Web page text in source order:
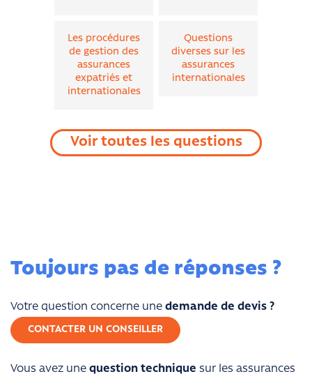
Les procédures
de gestion des
assurances
expatriés et
internationales
Questions
diverses sur les
assurances
internationales
Voir toutes les questions
Toujours pas de réponses ?
Votre question concerne une demande de devis ?
CONTACTER UN CONSEILLER
Vous avez une question technique sur les assurances